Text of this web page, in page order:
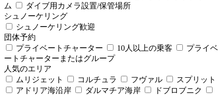
ム
ダイブ用カメラ設置/保管場所
シュノーケリング
シュノーケリング歓迎
団体予約
プライベートチャーター
10人以上の乗客
プライベ
ートチャーターまたはグループ
人気のエリア
ムリジェット
コルチュラ フヴァル
スプリット
アドリア海沿岸
ダルマチア海岸
ドブロブニク